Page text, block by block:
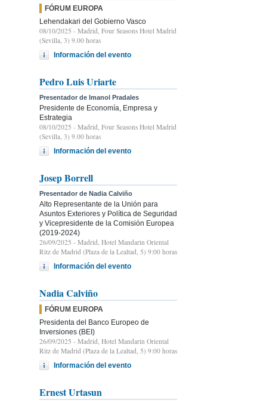
FÓRUM EUROPA
Lehendakari del Gobierno Vasco
08/10/2025 - Madrid, Four Seasons Hotel Madrid
(Sevilla, 3) 9.00 horas
Información del evento
Pedro Luis Uriarte
Presentador de Imanol Pradales
Presidente de Economía, Empresa y
Estrategia
08/10/2025 - Madrid, Four Seasons Hotel Madrid
(Sevilla, 3) 9.00 horas
Información del evento
Josep Borrell
Presentador de Nadia Calviño
Alto Representante de la Unión para
Asuntos Exteriores y Política de Seguridad
y Vicepresidente de la Comisión Europea
(2019-2024)
26/09/2025 - Madrid, Hotel Mandarin Oriental
Ritz de Madrid (Plaza de la Lealtad, 5) 9:00 horas
Información del evento
Nadia Calviño
FÓRUM EUROPA
Presidenta del Banco Europeo de
Inversiones (BEI)
26/09/2025 - Madrid, Hotel Mandarin Oriental
Ritz de Madrid (Plaza de la Lealtad, 5) 9:00 horas
Información del evento
Ernest Urtasun